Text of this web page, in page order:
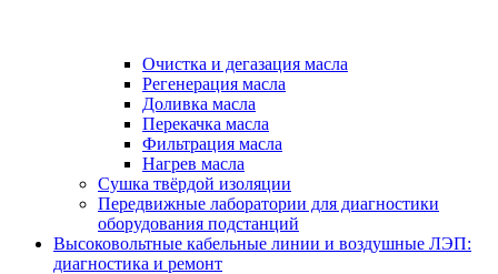
Очистка и дегазация масла
Регенерация масла
Доливка масла
Перекачка масла
Фильтрация масла
Нагрев масла
Сушка твёрдой изоляции
Передвижные лаборатории для диагностики
оборудования подстанций
Высоковольтные кабельные линии и воздушные ЛЭП:
диагностика и ремонт